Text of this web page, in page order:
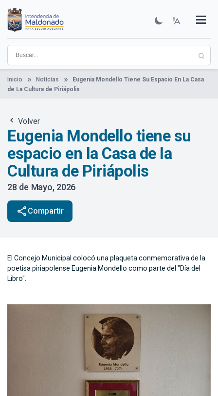
contenido
principal
Institucional
Municipios
Descubre Maldonado
Comunicación
Servicios
Guía De Trámites
Ver Noticias
Inicio Noticias
Eugenia Mondello Tiene Su Espacio En La Casa
de La Cultura de Piriápolis
Volver
Eugenia Mondello tiene su
espacio en la Casa de la
Cultura de Piriápolis
28 de Mayo, 2026
share Compartir
El Concejo Municipal colocó una plaqueta conmemorativa de la
poetisa piriapolense Eugenia Mondello como parte del "Día del
Libro".